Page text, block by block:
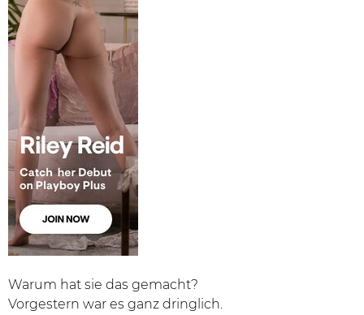
Warum hat sie das gemacht?
Vorgestern war es ganz dringlich.